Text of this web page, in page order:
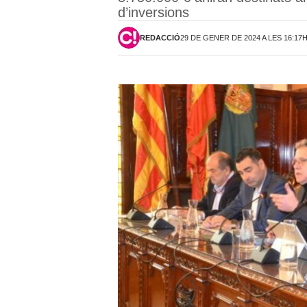
d’inversions
REDACCIÓ29 DE GENER DE 2024 A LES 16:17H